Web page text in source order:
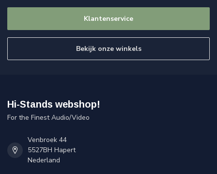
Klantenservice
Bekijk onze winkels
Hi-Stands webshop!
For the Finest Audio/Video
Venbroek 44
5527BH Hapert
Nederland